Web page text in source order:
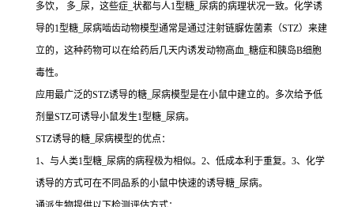
多饮， 多_尿，这些症_状都与人1型糖_尿病的病理状况一致。化学诱
导的1型糖_尿病啮齿动物模型通常是通过注射链脲佐菌素（STZ）来建
立的，这种药物可以在给药后几天内诱发动物高血_糖症和胰岛B细胞
毒性。
应用最广泛的STZ诱导的糖_尿病模型是在小鼠中建立的。多次给予低
剂量STZ可诱导小鼠发生1型糖_尿病。
STZ诱导的糖_尿病模型的优点：
1、与人类1型糖_尿病的病程极为相似。2、低成本利于重复。3、化学
诱导的方式可在不同品系的小鼠中快速的诱导糖_尿病。